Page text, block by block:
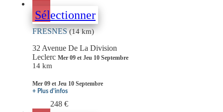
Sélectionner
FRESNES(14 km)
32 Avenue De La Division
Leclerc Mer 09 et Jeu 10 Septembre
14 km
Mer 09 et Jeu 10 Septembre
+ Plus d'infos
248 €